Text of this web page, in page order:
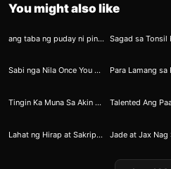
You might also like
172
ang taba ng puday ni pinay
351
Sabi nga Nila Once You Go Black You Can Never Go Back
304
325
Tingin Ka Muna Sa Akin Bago Kita Ganap Angkinin
274
318
Lahat ng Hirap at Sakripisyo ni Ninong ay Pinalitan ng Sarap
261